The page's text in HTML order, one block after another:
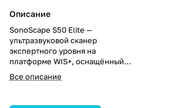
Описание
SonoScape S50 Elite —
ультразвуковой сканер
экспертного уровня на
платформе WIS+, оснащённый
полным набором встроенных
функций и программных
Smart-режимов для
Все описание